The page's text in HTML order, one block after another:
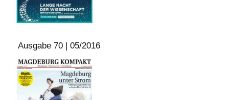
Ausgabe 70 | 05/2016